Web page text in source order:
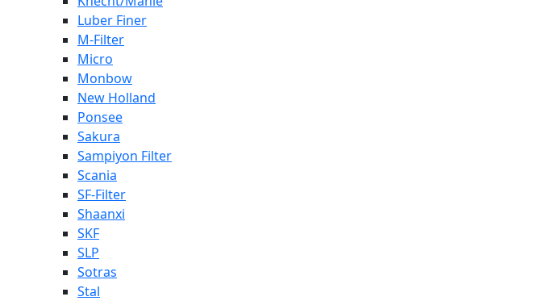
Luber Finer
M-Filter
Micro
Monbow
New Holland
Ponsee
Sakura
Sampiyon Filter
Scania
SF-Filter
Shaanxi
SKF
SLP
Sotras
Stal